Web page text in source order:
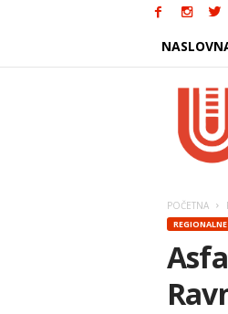
POČETNA